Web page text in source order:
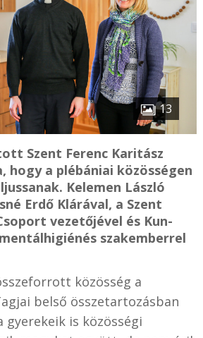
13
Szent Ferenc Karitász
hogy a plébániai közösségen
Kelemen László
Erdő Klárával, a Szent
vezetőjével és Kun-
szakemberrel
közösség a
belső összetartozásban
gyerekeik is közösségi